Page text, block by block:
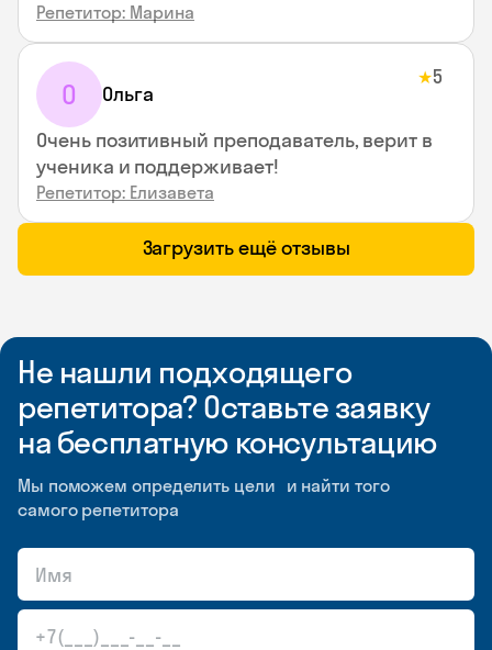
Репетитор: Марина
О Ольга
★5
Очень позитивный преподаватель, верит в
ученика и поддерживает!
Репетитор: Елизавета
Загрузить ещё отзывы
Не нашли подходящего
репетитора? Оставьте заявку
на бесплатную консультацию
Мы поможем определить цели и найти того
самого репетитора